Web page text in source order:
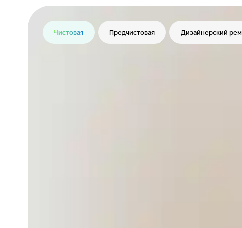
Чистовая Предчистовая Дизайнерский